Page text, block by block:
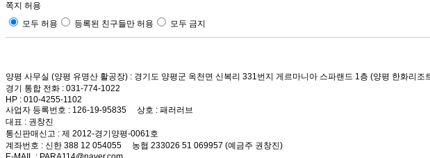
쪽지 허용
모두 허용
등록된 친구들만 허용 모두 금지
양평 사무실 (양평 유명산 활공장) : 경기도 양평군 옥천면 신복리 331번지 게르마니아 스파랜드 1층 (양평 한화리조
경기 통합 전화 : 031-774-1022
HP : 010-4255-1102
사업자 등록번호 : 126-19-95835 상호 : 패러러브
대표 : 권창진
통신판매신고 : 제 2012-경기양평-0061호
계좌번호 : 신한 388 12 054055 농협 233026 51 069957 (예금주 권창진)